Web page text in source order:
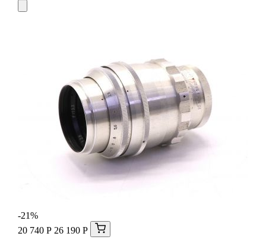
-21%
20 740 Р 26 190 Р